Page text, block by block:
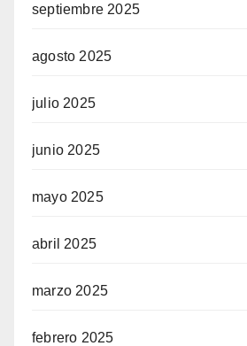
septiembre 2025
agosto 2025
julio 2025
junio 2025
mayo 2025
abril 2025
marzo 2025
febrero 2025